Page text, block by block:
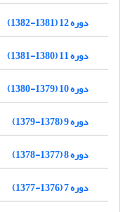
دوره 12 (1381-1382)
دوره 11 (1380-1381)
دوره 10 (1379-1380)
دوره 9 (1378-1379)
دوره 8 (1377-1378)
دوره 7 (1376-1377)